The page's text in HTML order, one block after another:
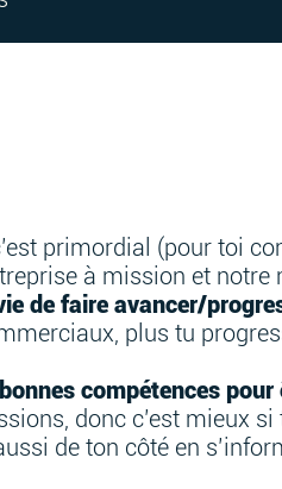
primordial (pour toi
à mission et notre
de faire avancer/
plus tu
compétences
donc c’est mieux
de ton côté en